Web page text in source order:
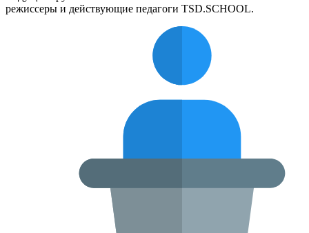
режиссеры и действующие педагоги TSD.SCHOOL.